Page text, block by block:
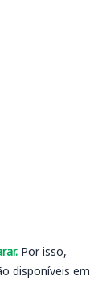
Por isso,
disponíveis em